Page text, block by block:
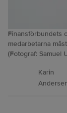
Finansförbundets
medarbetarna
(Fotograf: Samuel
Karin